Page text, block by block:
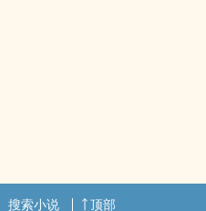
搜索小说 顶部